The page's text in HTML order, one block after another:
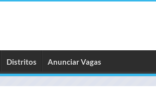
Distritos Anunciar Vagas